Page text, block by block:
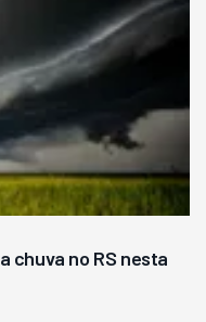
chuva no RS nesta